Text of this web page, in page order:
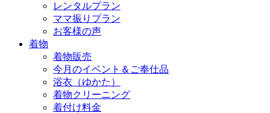
レンタルプラン
ママ振りプラン
お客様の声
着物
着物販売
今月のイベント＆ご奉仕品
浴衣（ゆかた）
着物クリーニング
着付け料金